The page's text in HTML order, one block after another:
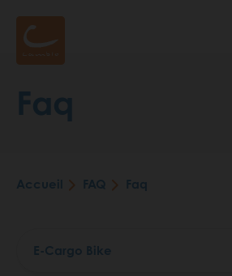
Faq
Accueil FAQ Faq